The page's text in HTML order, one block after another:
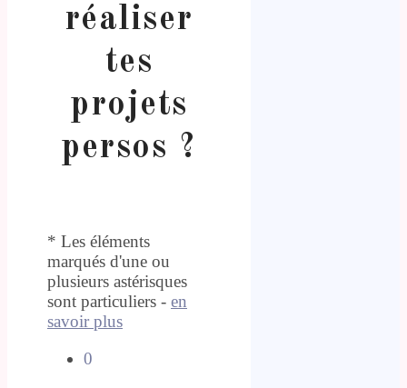
réaliser
tes
projets
persos ?
* Les éléments
marqués d'une ou
plusieurs astérisques
sont particuliers - en
savoir plus
0